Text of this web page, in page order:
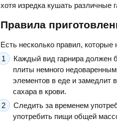
хотя изредка кушать различные
Правила
Есть несколько правил, которые
Каждый вид гарнира должен
плиты немного
элементов в еде и замедлит
сахара в крови.
Следить за временем
употребить пищи общей